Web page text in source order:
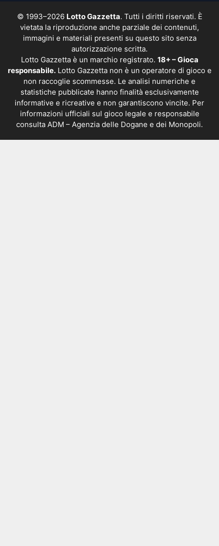
© 1993–2026 Lotto Gazzetta. Tutti i diritti riservati. È
vietata la riproduzione anche parziale dei contenuti,
immagini e materiali presenti su questo sito senza
autorizzazione scritta.
Lotto Gazzetta è un marchio registrato. 18+ – Gioca
responsabile.Lotto Gazzetta non è un operatore di gioco e
non raccoglie scommesse. Le analisi numeriche e
statistiche pubblicate hanno finalità esclusivamente
informative e ricreative e non garantiscono vincite. Per
informazioni ufficiali sul gioco legale e responsabile
consulta ADM – Agenzia delle Dogane e dei Monopoli.